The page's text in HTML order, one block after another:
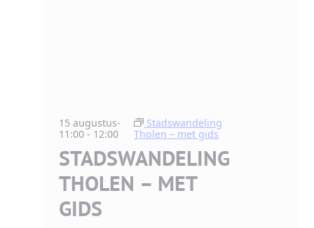
STADSWANDELING
THOLEN – MET
GIDS
15 augustus-
11:00- 12:00
Stadswandeling
Tholen – met gids